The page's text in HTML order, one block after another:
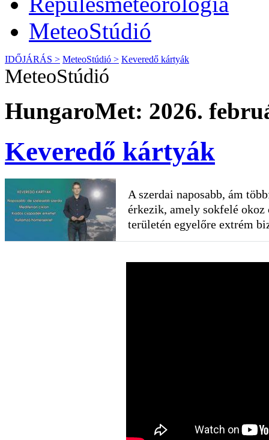
MeteoStúdió
IDŐJÁRÁS > MeteoStúdió > Keveredő kártyák
MeteoStúdió
HungaroMet: 2026.
Keveredő kártyák
A szerdai naposabb, ám
érkezik, amely sokfelé okoz
területén egyelőre extrém